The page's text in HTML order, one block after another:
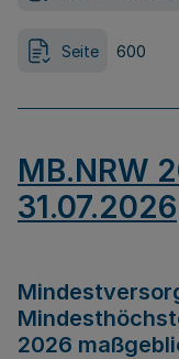
Seite 600
MB.NRW
31.07.2026
2026